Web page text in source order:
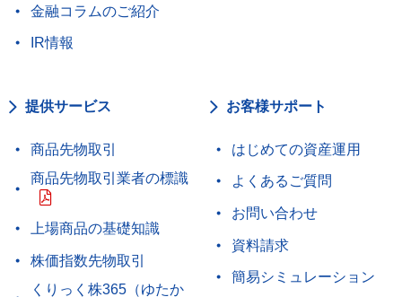
金融コラムのご紹介
IR情報
提供サービス
商品先物取引
商品先物取引業者の標識
上場商品の基礎知識
株価指数先物取引
くりっく株365（ゆたか
お客様サポート
はじめての資産運用
よくあるご質問
お問い合わせ
資料請求
簡易シミュレーション